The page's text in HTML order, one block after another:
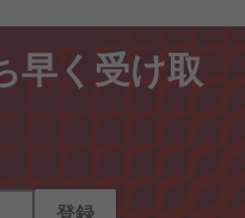
早く受け取